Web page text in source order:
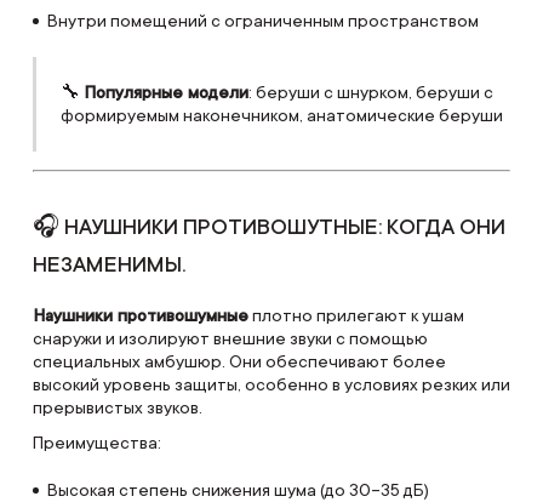
Внутри помещений с ограниченным пространством
🔧 Популярные модели: беруши с шнурком, беруши с
формируемым наконечником, анатомические беруши
🎧 НАУШНИКИ ПРОТИВОШУТНЫЕ: КОГДА ОНИ
НЕЗАМЕНИМЫ.
Наушники противошумныеплотно прилегают к ушам
снаружи и изолируют внешние звуки с помощью
специальных амбушюр. Они обеспечивают более
высокий уровень защиты, особенно в условиях резких или
прерывистых звуков.
Преимущества:
Высокая степень снижения шума (до 30–35 дБ)